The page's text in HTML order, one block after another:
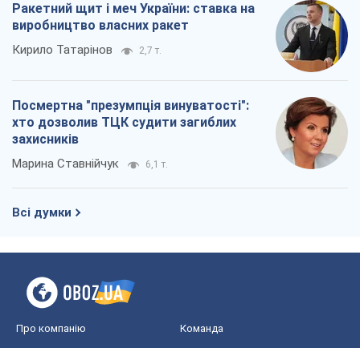
Ракетний щит і меч України: ставка на
виробництво власних ракет
Кирило Татарінов 2,7 т.
Посмертна "презумпція винуватості":
хто дозволив ТЦК судити загиблих
захисників
Марина Ставнійчук 6,1 т.
Всі думки
Про компанію Команда